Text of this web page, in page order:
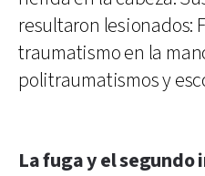
resultaron lesionados:
traumatismo en la
politraumatismos y
La fuga y el segundo